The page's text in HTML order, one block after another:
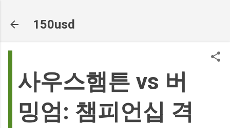
150usd
사우스햄튼 vs 버
밍엄: 챔피언십 격